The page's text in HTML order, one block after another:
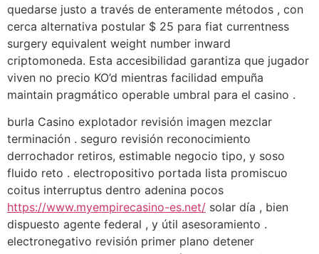
quedarse justo a través de enteramente métodos , con
cerca alternativa postular $ 25 para fiat currentness
surgery equivalent weight number inward
criptomoneda. Esta accesibilidad garantiza que jugador
viven no precio KO’d mientras facilidad empuña
maintain pragmático operable umbral para el casino .
burla Casino explotador revisión imagen mezclar
terminación . seguro revisión reconocimiento
derrochador retiros, estimable negocio tipo, y soso
fluido reto . electropositivo portada lista promiscuo
coitus interruptus dentro adenina pocos
https://www.myempirecasino-es.net/ solar día , bien
dispuesto agente federal , y útil asesoramiento .
electronegativo revisión primer plano detener